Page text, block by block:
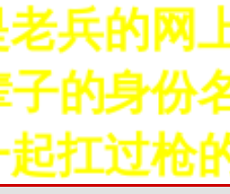
的网上
身份名
过枪的